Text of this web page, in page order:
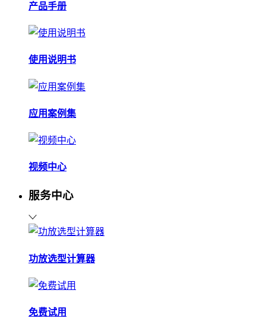
产品手册
使用说明书
应用案例集
视频中心
服务中心
功放选型计算器
免费试用